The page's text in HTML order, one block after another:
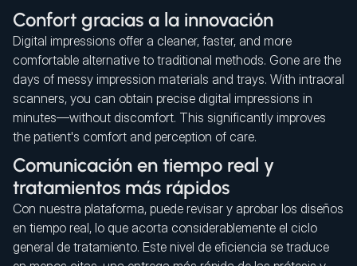
Confort gracias a la innovación
Digital impressions offer a cleaner, faster, and more
comfortable alternative to traditional methods. Gone are the
days of messy impression materials and trays. With intraoral
scanners, you can obtain precise digital impressions in
minutes—without discomfort. This significantly improves
the patient's comfort and perception of care.
Comunicación en tiempo real y
tratamientos más rápidos
Con nuestra plataforma, puede revisar y aprobar los diseños
en tiempo real, lo que acorta considerablemente el ciclo
general de tratamiento. Este nivel de eficiencia se traduce